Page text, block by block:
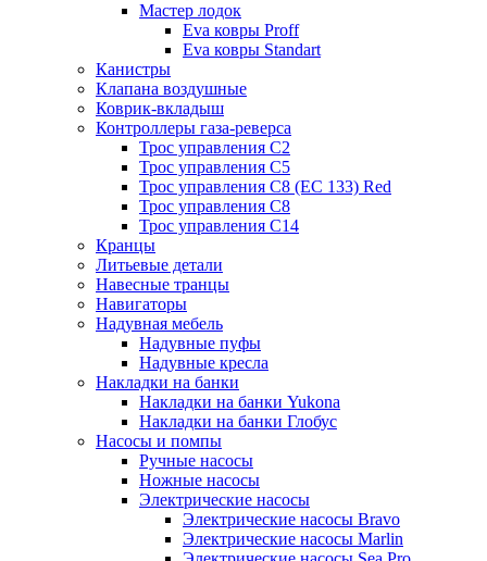
Мастер лодок
Eva ковры Proff
Eva ковры Standart
Канистры
Клапана воздушные
Коврик-вкладыш
Контроллеры газа-реверса
Трос управления C2
Трос управления C5
Трос управления C8 (ЕС 133) Red
Трос управления C8
Трос управления C14
Кранцы
Литьевые детали
Навесные транцы
Навигаторы
Надувная мебель
Надувные пуфы
Надувные кресла
Накладки на банки
Накладки на банки Yukona
Накладки на банки Глобус
Насосы и помпы
Ручные насосы
Ножные насосы
Электрические насосы
Электрические насосы Bravo
Электрические насосы Marlin